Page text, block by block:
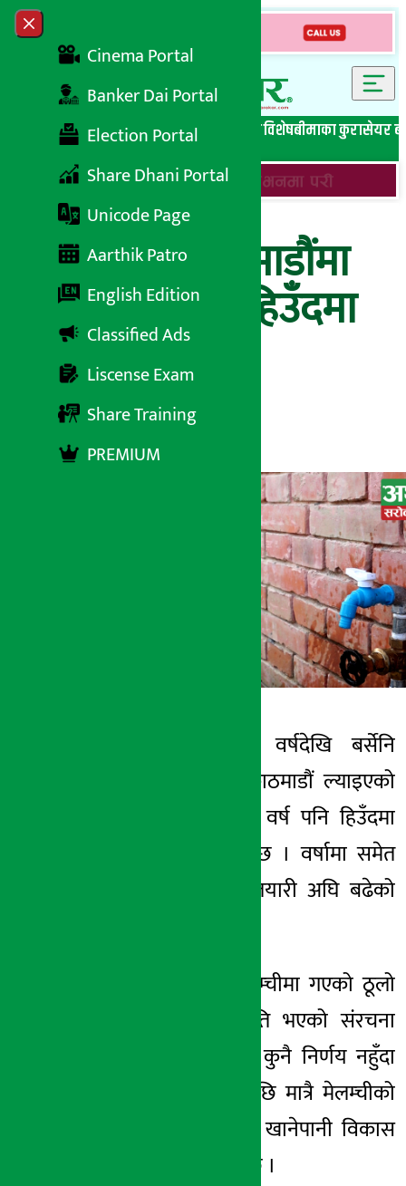
Skip to content
Close menu
Cinema Portal
Banker Dai Portal
Election Portal
Share Dhani Portal
Unicode Page
Aarthik Patro
English Edition
Classified Ads
Liscense Exam
Share Training
PREMIUM
सबै समाचारबेथिति मुर्दाबादबैंकिङ विशेष लघुवित्त विशेषबीमाका कुरासेयर
यो वर्ष पनि काठमाडौंमा
मेलम्चीको पानी हिउँदमा
मात्रै
काठमाडौं । तीन वर्षदेखि बर्सेनि
हिउँदको समयमा काठमाडौं ल्याइएको
मेलम्चीको पानी यो वर्ष पनि हिउँदमा
मात्रै आउने भएको छ । वर्षामा समेत
पानी ल्याउने गरी तयारी अघि बढेको
तीन वर्ष पहिले मेलम्चीमा गएको ठूलो
बाढीका कारण क्षति भएको संरचना
पुनःनिर्माणका लागि कुनै निर्णय नहुँदा
यो वर्ष पनि हिउँदपछि मात्रै मेलम्चीको
पानी आउने मेलम्ची खानेपानी विकास
समितिले जनाएको छ ।